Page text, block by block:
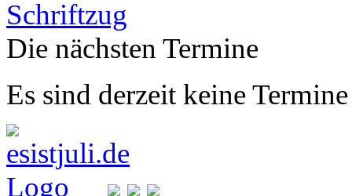
Die nächsten Termine
Es sind derzeit keine